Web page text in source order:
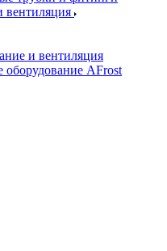
вентиляция
и вентиляция
оборудование AFrost